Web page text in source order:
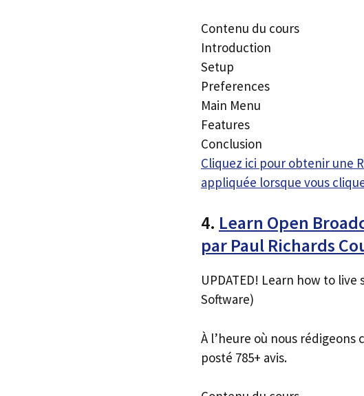
Contenu du cours
Introduction
Setup
Preferences
Main Menu
Features
Conclusion
Cliquez ici pour obtenir une
appliquée lorsque vous
4. Learn Open
par Paul Richards
UPDATED! Learn how to
Software)
À l’heure où nous
posté 785+ avis.